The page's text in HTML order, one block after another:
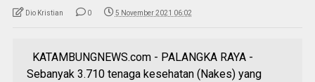
Dio Kristian 0 5 November 2021 06:02
KATAMBUNGNEWS.com - PALANGKA RAYA -
Sebanyak 3.710 tenaga kesehatan (Nakes) yang